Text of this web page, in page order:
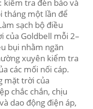
kiểm tra đèn báo và
tháng một lần để
sạch bộ điều
của Goldbell mỗi 2–
bụi nhằm ngăn
xuyên kiểm tra
các mối nối cáp.
mặt trời của
chắc chắn, chịu
dao động điện áp,